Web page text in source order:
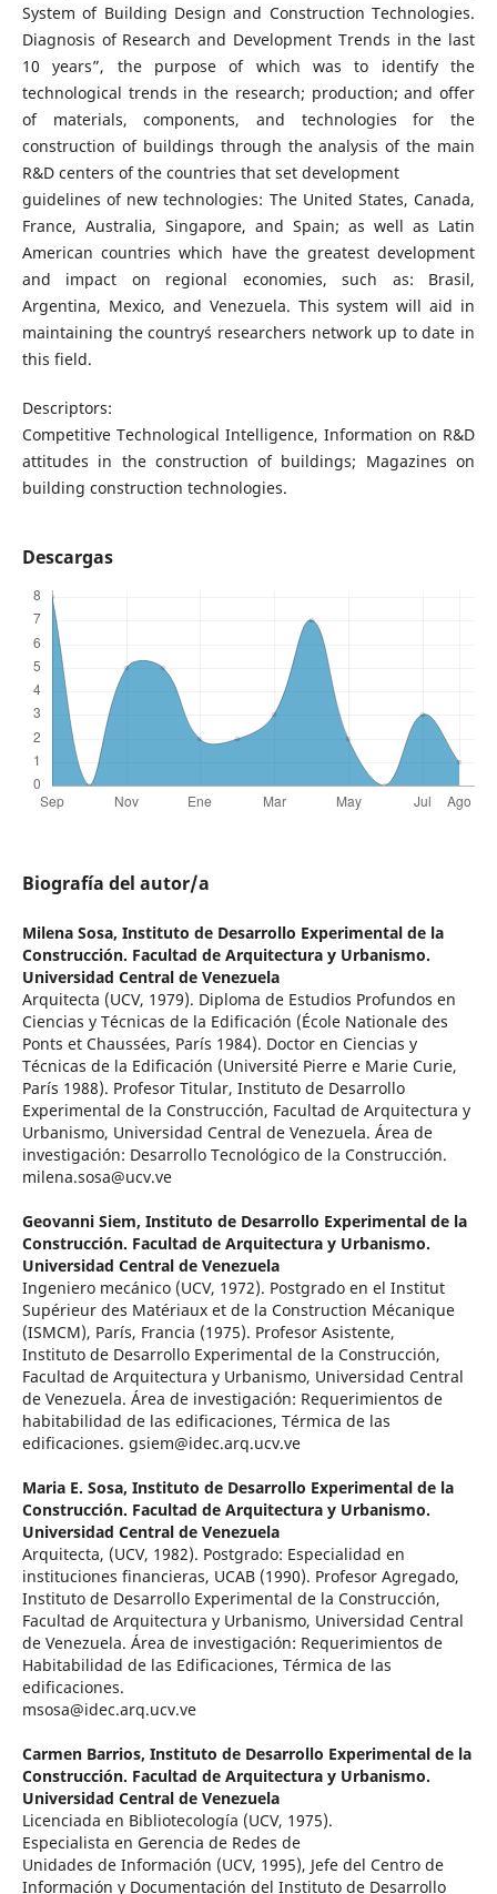
System of Building Design and Construction Technologies.
Diagnosis of Research and Development Trends in the last
10 years”, the purpose of which was to identify the
technological trends in the research; production; and offer
of materials, components, and technologies for the
construction of buildings through the analysis of the main
R&D centers of the countries that set development
guidelines of new technologies: The United States, Canada,
France, Australia, Singapore, and Spain; as well as Latin
American countries which have the greatest development
and impact on regional economies, such as: Brasil,
Argentina, Mexico, and Venezuela. This system will aid in
maintaining the country´s researchers network up to date in
this field.
Descriptors:
Competitive Technological Intelligence, Information on R&D
attitudes in the construction of buildings; Magazines on
building construction technologies.
Descargas
Biografía del autor/a
Milena Sosa, Instituto de Desarrollo Experimental de la
Construcción. Facultad de Arquitectura y Urbanismo.
Universidad Central de Venezuela
Arquitecta (UCV, 1979). Diploma de Estudios Profundos en
Ciencias y Técnicas de la Edificación (École Nationale des
Ponts et Chaussées, París 1984). Doctor en Ciencias y
Técnicas de la Edificación (Université Pierre e Marie Curie,
París 1988). Profesor Titular, Instituto de Desarrollo
Experimental de la Construcción, Facultad de Arquitectura y
Urbanismo, Universidad Central de Venezuela. Área de
investigación: Desarrollo Tecnológico de la Construcción.
milena.sosa@ucv.ve
Geovanni Siem, Instituto de Desarrollo Experimental de la
Construcción. Facultad de Arquitectura y Urbanismo.
Universidad Central de Venezuela
Ingeniero mecánico (UCV, 1972). Postgrado en el Institut
Supérieur des Matériaux et de la Construction Mécanique
(ISMCM), París, Francia (1975). Profesor Asistente,
Instituto de Desarrollo Experimental de la Construcción,
Facultad de Arquitectura y Urbanismo, Universidad Central
de Venezuela. Área de investigación: Requerimientos de
habitabilidad de las edificaciones, Térmica de las
edificaciones. gsiem@idec.arq.ucv.ve
Maria E. Sosa, Instituto de Desarrollo Experimental de la
Construcción. Facultad de Arquitectura y Urbanismo.
Universidad Central de Venezuela
Arquitecta, (UCV, 1982). Postgrado: Especialidad en
instituciones financieras, UCAB (1990). Profesor Agregado,
Instituto de Desarrollo Experimental de la Construcción,
Facultad de Arquitectura y Urbanismo, Universidad Central
de Venezuela. Área de investigación: Requerimientos de
Habitabilidad de las Edificaciones, Térmica de las
edificaciones.
msosa@idec.arq.ucv.ve
Carmen Barrios, Instituto de Desarrollo Experimental de la
Construcción. Facultad de Arquitectura y Urbanismo.
Universidad Central de Venezuela
Licenciada en Bibliotecología (UCV, 1975).
Especialista en Gerencia de Redes de
Unidades de Información (UCV, 1995), Jefe del Centro de
Información y Documentación del Instituto de Desarrollo